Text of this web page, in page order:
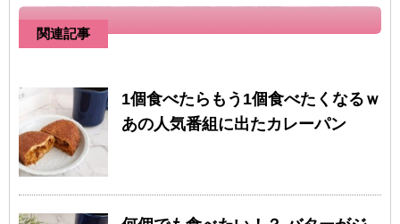
関連記事
1個食べたらもう1個食べたくなるｗ
あの人気番組に出たカレーパン